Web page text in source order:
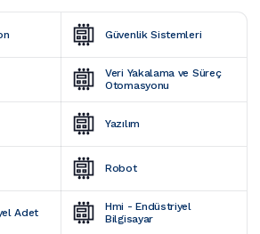
Güvenlik Sistemleri
Veri Yakalama ve Süreç
Otomasyonu
Yazılım
Robot
Adet
Hmi - Endüstriyel
Bilgisayar